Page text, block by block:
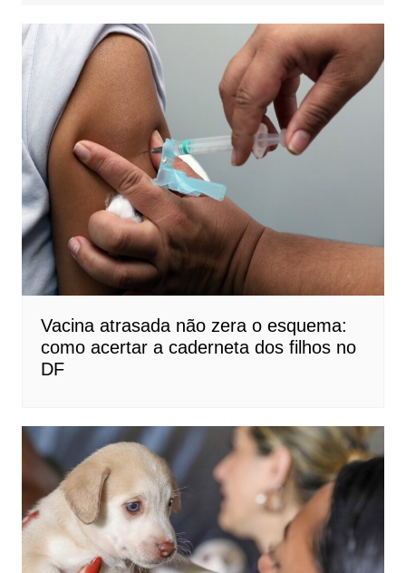
Vacina atrasada não zera o esquema:
como acertar a caderneta dos filhos no
DF